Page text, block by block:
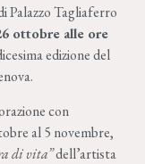
Palazzo Tagliaferro
ottobre alle ore
edizione del
con
al 5 novembre,
di vita”dell’artista